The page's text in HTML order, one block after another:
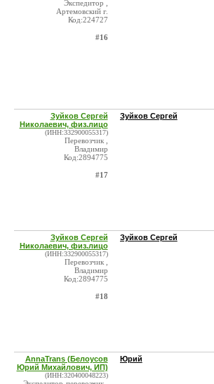
Экспедитор ,
Артемовский г.
Код:224727
#16
Зуйков Сергей
Николаевич, физ.лицо
(ИНН:332900055317)
Перевозчик ,
Владимир
Код:2894775
#17
Зуйков Сергей
Зуйков Сергей
Николаевич, физ.лицо
(ИНН:332900055317)
Перевозчик ,
Владимир
Код:2894775
#18
Зуйков Сергей
AnnaTrans (Белоусов
Юрий Михайлович, ИП)
(ИНН:320400048223)
Юрий